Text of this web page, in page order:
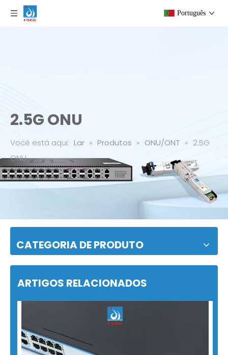
Português
2.5G ONU
Você está aqui: Lar » Produtos » ONU/ONT » 2.5G
ONU
CATEGORIA DE PRODUTO
ARTIGOS RELACIONADOS